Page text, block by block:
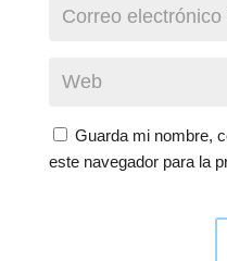
Guarda mi nombre,
este navegador para la